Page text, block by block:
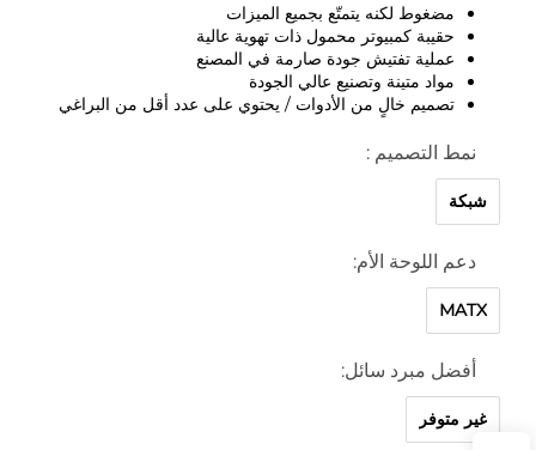
مضغوط لكنه يتمتّع بجميع الميزات
حقيبة كمبيوتر محمول ذات تهوية عالية
عملية تفتيش جودة صارمة في المصنع
مواد متينة وتصنيع عالي الجودة
تصميم خالٍ من الأدوات / يحتوي على عدد أقل من البراغي
نمط التصميم :
شبكة
دعم اللوحة الأم:
MATX
أفضل مبرد سائل:
غير متوفر